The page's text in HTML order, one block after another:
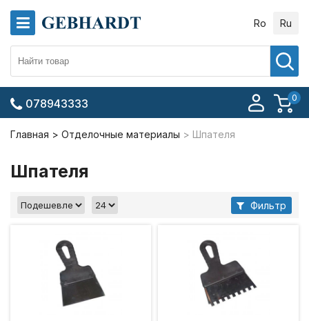
Ro Ru
0
078943333
Главная Отделочные материалы Шпателя
Шпателя
Фильтр